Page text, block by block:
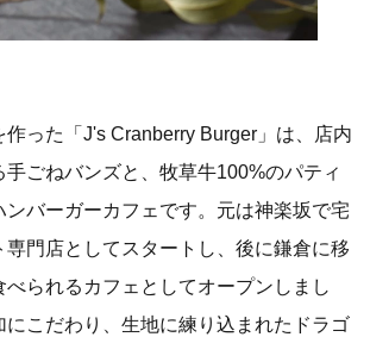
作った「J's Cranberry Burger」は、店内
手ごねバンズと、牧草牛100%のパティ
ンバーガーカフェです。元は神楽坂で宅
門店としてスタートし、後に鎌倉に移
られるカフェとしてオープンしまし
にこだわり、生地に練り込まれたドラゴ